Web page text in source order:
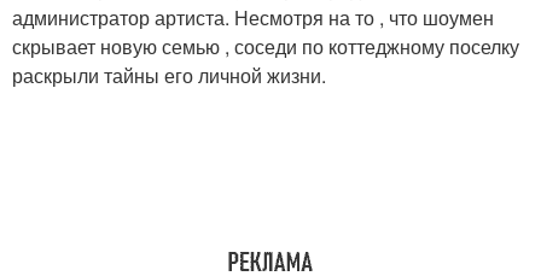
администратор артиста. Несмотря на то , что шоумен
скрывает новую семью , соседи по коттеджному поселку
раскрыли тайны его личной жизни.